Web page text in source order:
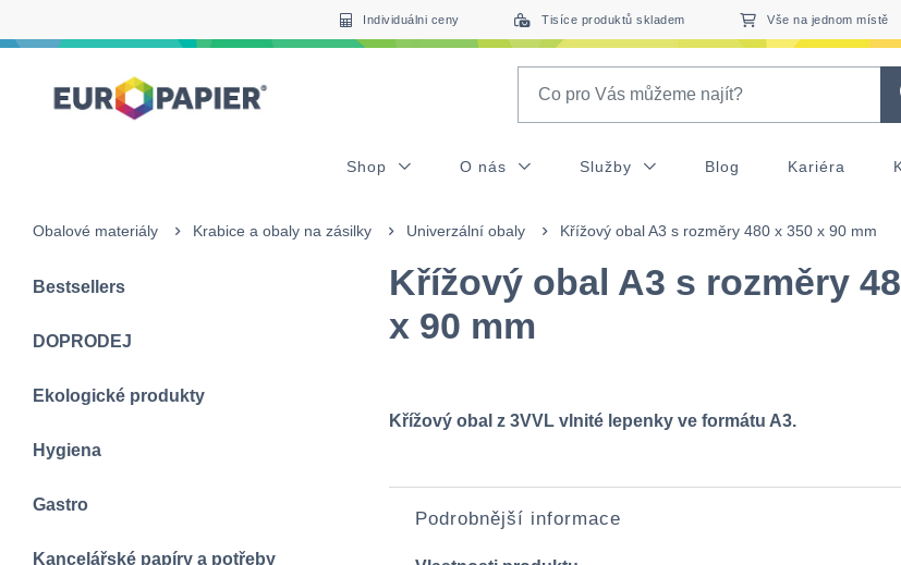
Individuálni ceny Tisíce produktů skladem Vše na jednom místě
Shop O nás Služby Blog Kariéra
Obalové materiály Krabice a obaly na zásilky Univerzální obaly Křížový obal A3 s rozměry 480 x 350 x 90 mm
Bestsellers
DOPRODEJ
Ekologické produkty
Hygiena
Gastro
Kancelářské papíry a potřeby
Křížový obal A3 s rozměry
x 90 mm
Křížový obal z 3VVL vlnité lepenky ve formátu A3.
Podrobnější informace